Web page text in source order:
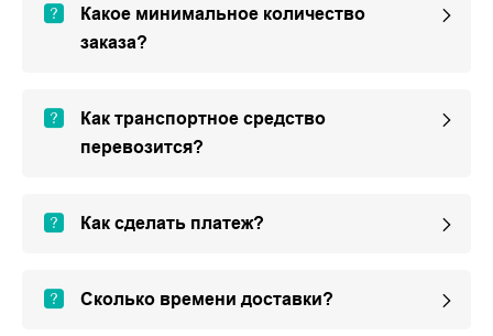
Какое минимальное количество
заказа?
Как транспортное средство
перевозится?
Как сделать платеж?
Сколько времени доставки?